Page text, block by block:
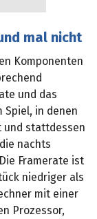
mal nicht
Komponenten
und das
Spiel, in denen
und stattdessen
nachts
Framerate ist
niedriger als
mit einer
Prozessor,